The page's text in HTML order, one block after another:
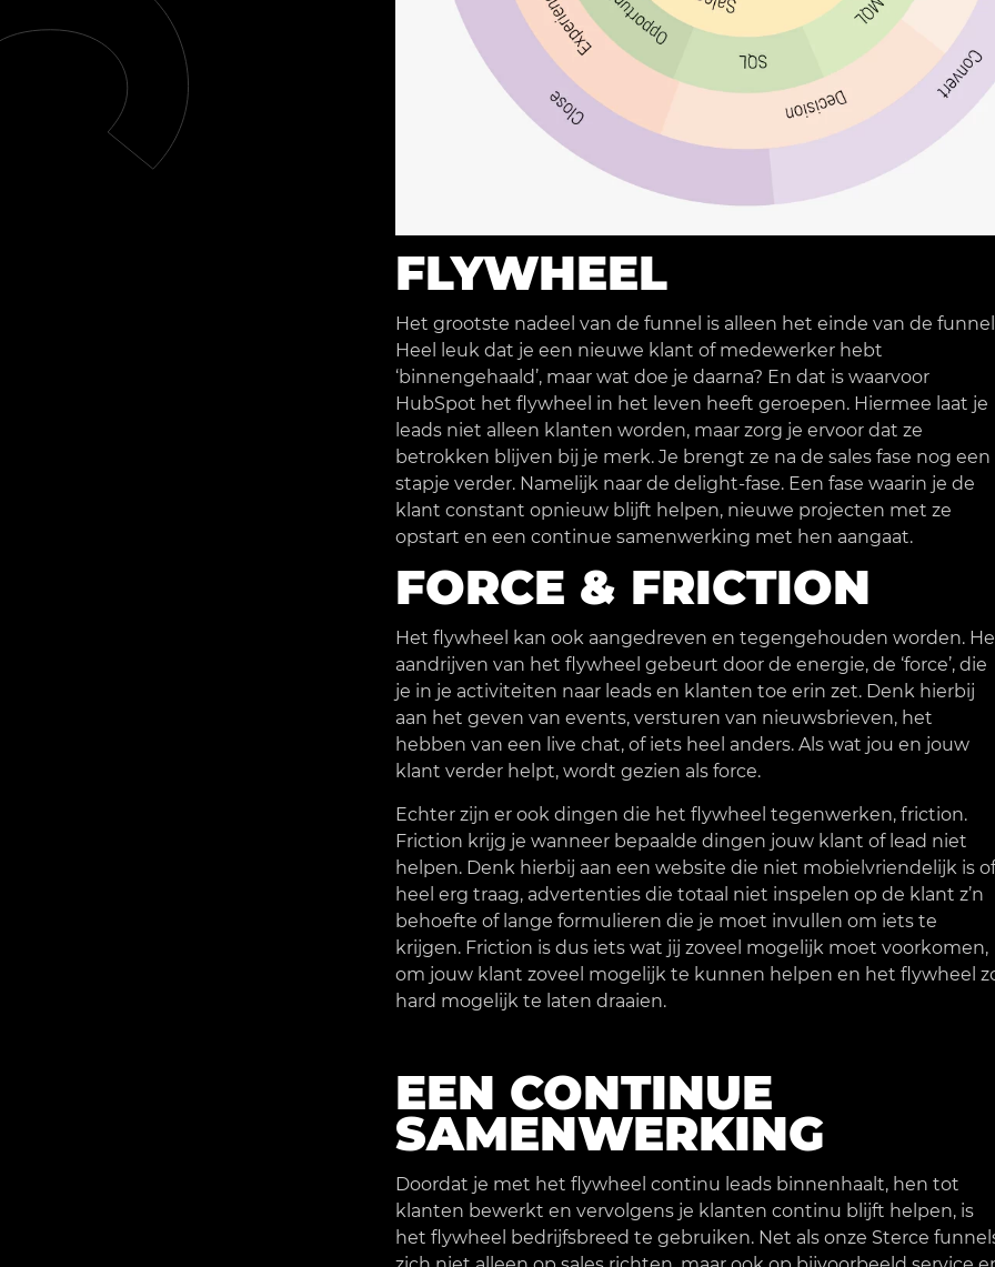
FLYWHEEL
Het grootste nadeel van de funnel is alleen het einde van de
Heel leuk dat je een nieuwe klant of medewerker hebt
‘binnengehaald’, maar wat doe je daarna? En dat is waarvoor
HubSpot het flywheel in het leven heeft geroepen. Hiermee laat je
leads niet alleen klanten worden, maar zorg je ervoor dat ze
betrokken blijven bij je merk. Je brengt ze na de sales fase nog een
stapje verder. Namelijk naar de delight-fase. Een fase waarin je de
klant constant opnieuw blijft helpen, nieuwe projecten met ze
opstart en een continue samenwerking met hen aangaat.
FORCE & FRICTION
Het flywheel kan ook aangedreven en tegengehouden worden.
aandrijven van het flywheel gebeurt door de energie, de ‘force’, die
je in je activiteiten naar leads en klanten toe erin zet. Denk hierbij
aan het geven van events, versturen van nieuwsbrieven, het
hebben van een live chat, of iets heel anders. Als wat jou en jouw
klant verder helpt, wordt gezien als force.
Echter zijn er ook dingen die het flywheel tegenwerken, friction.
Friction krijg je wanneer bepaalde dingen jouw klant of lead niet
helpen. Denk hierbij aan een website die niet mobielvriendelijk is of
heel erg traag, advertenties die totaal niet inspelen op de klant z’n
behoefte of lange formulieren die je moet invullen om iets te
krijgen. Friction is dus iets wat jij zoveel mogelijk moet voorkomen,
om jouw klant zoveel mogelijk te kunnen helpen en het flywheel
hard mogelijk te laten draaien.
EEN CONTINUE
SAMENWERKING
Doordat je met het flywheel continu leads binnenhaalt, hen tot
klanten bewerkt en vervolgens je klanten continu blijft helpen, is
het flywheel bedrijfsbreed te gebruiken. Net als onze Sterce